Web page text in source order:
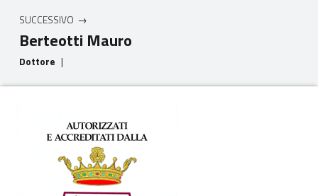
SUCCESSIVO
Berteotti Mauro
Dottore |
Skip back to main navigation
Footer info sidebar